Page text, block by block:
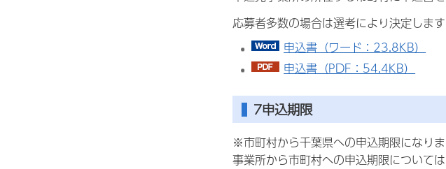
応募者多数の場合は選考により決定します
申込書（ワード：23.8KB）
申込書（PDF：54.4KB）
7申込期限
※市町村から千葉県への申込期限になりま
事業所から市町村への申込期限について